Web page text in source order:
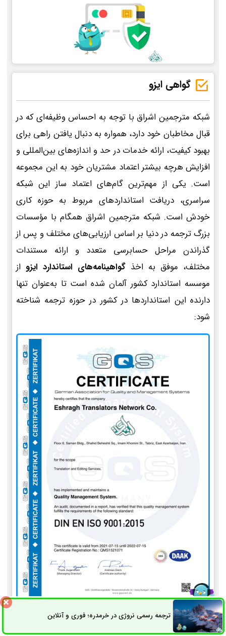
گواهی ایزو
شبکه مترجمین اشراق با توجه به احساس وظیفه‌ای که در
قبال مخاطبان خود دارد، همواره به دنبال یافتن راهی برای
بهبود کیفیت، ارائه خدمات در حد و اندازه‌های بین‌المللی و
افزایش هرچه بیشتر اعتماد مشتریان خود به این مجموعه
است. یکی از مهم‌ترین گام‌های اعتماد ساز این شبکه
سراسری، دریافت استانداردهای مربوط به حوزه کاری
خودش است. شبکه مترجمین اشراق همگام با مؤسسات
بزرگ ترجمه در دنیا بر اساس ارزیابی‌های مختلف و پس از
گذراندن مراحل حسابرسی متعدد و ارائه مستندات
مختلف، موفق به اخذ گواهینامه‌های استاندارد ایزو از
موسسه استاندارد کشور آلمان شده است تا به‌عنوان تنها
دارنده این استانداردها در کشور در حوزه ترجمه شناخته
شود:
ISO 9001
ترجمه رسمی نروژی در خرمدره؛ فوری و آنلاینثبت سفارش راه های ارتباطی